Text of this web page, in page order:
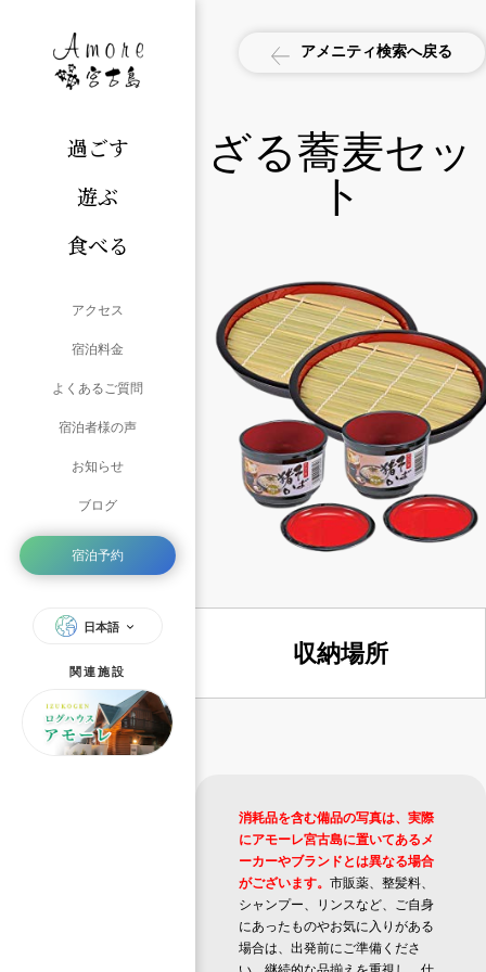
過ごす
遊ぶ
食べる
アクセス
宿泊料金
よくあるご質問
宿泊者様の声
お知らせ
ブログ
宿泊予約
日本語
関連施設
アメニティ検索へ戻る
ざる蕎麦セッ
ト
収納場所
消耗品を含む備品の写真は、実際
にアモーレ宮古島に置いてあるメ
ーカーやブランドとは異なる場合
がございます。 市販薬、整髪料、
シャンプー、リンスなど、ご自身
にあったものやお気に入りがある
場合は、出発前にご準備くださ